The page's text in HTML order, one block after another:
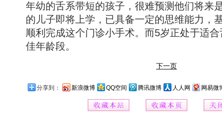
年幼的舌系带短的孩子，很难预测他们将来
的儿子即将上学，已具备一定的思维能力，
顺利完成这个门诊小手术。而5岁正处于适
佳年龄段。
下一页
分享到： 新浪微博 QQ空间 腾讯微博 人人网 网易微